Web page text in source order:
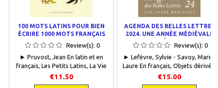
100 MOTS LATINS POUR BIEN
ÉCRIRE 1000 MOTS FRANÇAIS
Review(s): 0
► Pruvost, Jean En latin et en
français, Les Petits Latins, La Vie
des Classiques, 2024, 11 x 18, 168
pages dont 24 illustrations N&B,
€11.50
AGENDA DES BELLES LETTRES
2024. UNE ANNÉE MÉDIÉVALE
ET FÉMININE
Review(s): 0
► Lefèvre, Sylvie - Savoy, Marie-
Laure En français, Objets dérivés,
Les Belles Lettres, 2023, 11 x 16,5,
192 pages dont 12 illustrations
€15.00